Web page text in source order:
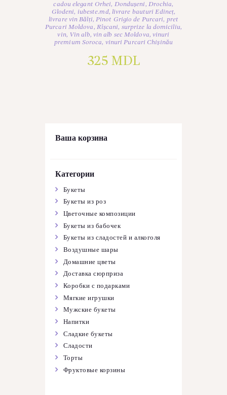
cadou elegant Orhei, Dondușeni, Drochia,
Glodeni, iubeste.md, livrare bauturi Edineț,
livrare vin Bălți, Pinot Grigio de Purcari, pret
Purcari Moldova, Rîșcani, surprize la domiciliu,
vin, Vin alb, vin alb sec Moldova, vinuri
premium Soroca, vinuri Purcari Chișinău
325 MDL
Ваша корзина
Категории
Букеты
Букеты из роз
Цветочные композиции
Букеты из бабочек
Букеты из сладостей и алкоголя
Воздушные шары
Домашние цветы
Доставка сюрприза
Коробки с подарками
Мягкие игрушки
Мужские букеты
Напитки
Сладкие букеты
Сладости
Торты
Фруктовые корзины